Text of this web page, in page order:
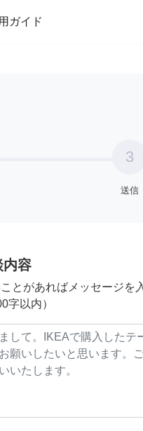
ガイド
料理
3
送信
内容
とがあればメッセージを
字以内）